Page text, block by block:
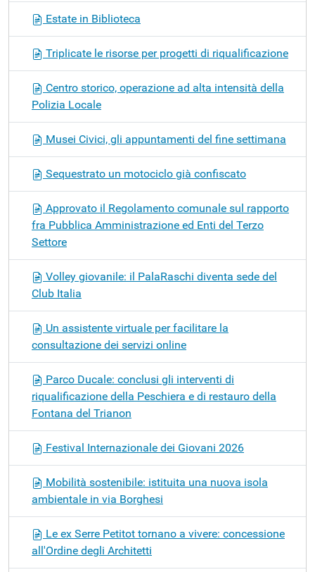
Estate in Biblioteca
Triplicate le risorse per progetti di riqualificazione
Centro storico, operazione ad alta intensità della
Polizia Locale
Musei Civici, gli appuntamenti del fine settimana
Sequestrato un motociclo già confiscato
Approvato il Regolamento comunale sul rapporto
fra Pubblica Amministrazione ed Enti del Terzo
Settore
Volley giovanile: il PalaRaschi diventa sede del
Club Italia
Un assistente virtuale per facilitare la
consultazione dei servizi online
Parco Ducale: conclusi gli interventi di
riqualificazione della Peschiera e di restauro della
Fontana del Trianon
Festival Internazionale dei Giovani 2026
Mobilità sostenibile: istituita una nuova isola
ambientale in via Borghesi
Le ex Serre Petitot tornano a vivere: concessione
all'Ordine degli Architetti